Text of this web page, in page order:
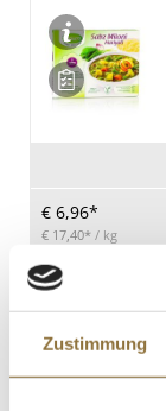
Zustimmung
€ 6,96*
€ 17,40* / kg